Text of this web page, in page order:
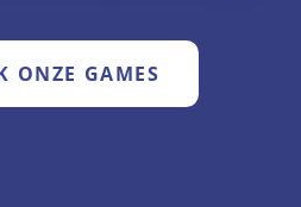
ONZE GAMES